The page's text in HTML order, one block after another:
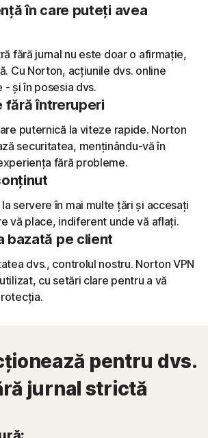
în care puteți avea
fără jurnal nu este doar o afirmație,
Cu Norton, acțiunile dvs. online
- și în posesia dvs.
fără întreruperi
puternică la viteze rapide. Norton
securitatea, menținându-vă în
fără probleme.
servere în mai multe țări și accesați
vă place, indiferent unde vă aflați.
bazată pe client
dvs., controlul nostru. Norton VPN
cu setări clare pentru a vă
pentru dvs.
jurnal strictă